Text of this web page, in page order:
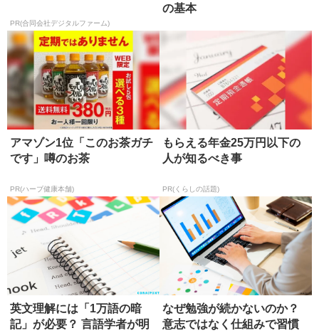
PR(合同会社デジタルファーム)
の基本
アマゾン1位「このお茶ガチ
です」噂のお茶
PR(ハーブ健康本舗)
もらえる年金25万円以下の
人が知るべき事
PR(くらしの話題)
英文理解には「1万語の暗
記」が必要？ 言語学者が明
なぜ勉強が続かないのか？
意志ではなく仕組みで習慣